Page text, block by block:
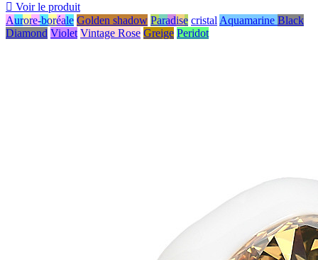
 Voir le produit
Aurore-boréale Golden shadow Paradise cristalAquamarine Black
Diamond Violet Vintage Rose Greige Peridot